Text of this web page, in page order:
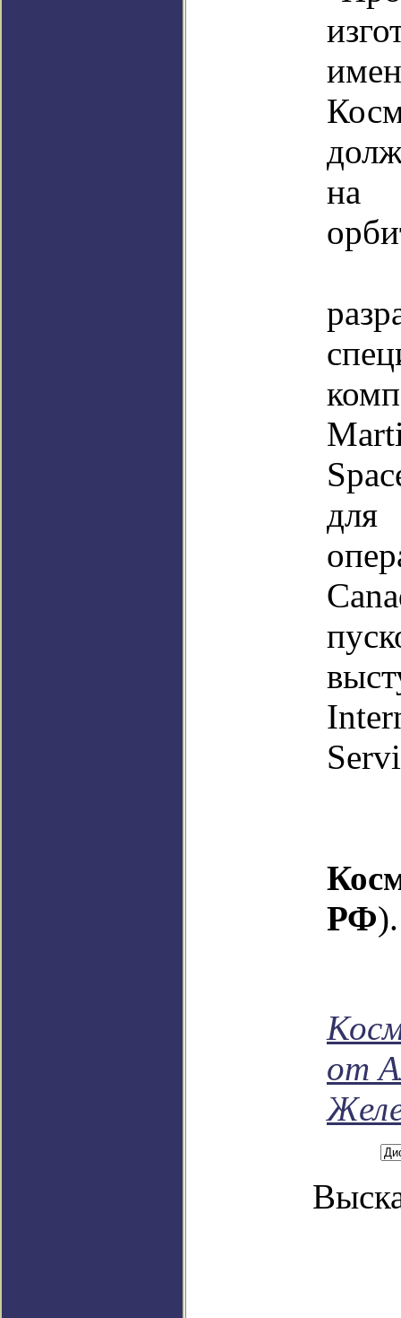
на
РФ).
от